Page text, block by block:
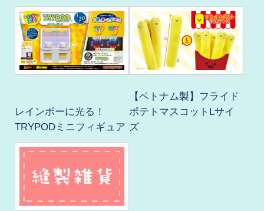
レインボーに光る！
TRYPODミニフィギュア
【ベトナム製】フライド
ポテトマスコットLサイ
ズ